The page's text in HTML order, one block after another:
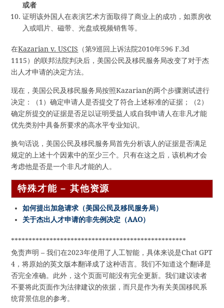
或者
证明该外国人在表演艺术方面取得了商业上的成功，如票房收
入或唱片、磁带、光盘或视频销售等。
在Kazarian v. USCIS （第9巡回上诉法院2010年596 F.3d
1115）的联邦法院判决后，美国公民及移民服务局改变了对于杰
出人才申请的决定方法。
现在，美国公民及移民服务局按照Kazarian的两个步骤测试进行
决定：（1）确定申请人是否提交了符合上述标准的证据；（2）
确定所提交的证据是否足以证明受益人或自我申请人在非凡才能
优先类别中具备所要求的高水平专业知识。
换句话说，美国公民及移民服务局首先分析该人的证据是否满足
规定的上述十个因素中的至少三个。只有在这之后，该机构才会
考虑他是否是一个非凡才能的人。
特殊才能 – 其他资源
如何提出加急请求（美国公民及移民服务局）
关于杰出人才申请的非先例决定（AAO）
**************************************************
免责声明 – 我们在2023年使用了人工智能，具体来说是Chat GPT
4，将原始的英文版本翻译成了这种语言。我们不知道这个翻译是
否完全准确。此外，这个页面可能没有完全更新。我们建议读者
不要将此页面作为法律建议的依据，而只是作为有关美国移民系
统背景信息的参考。